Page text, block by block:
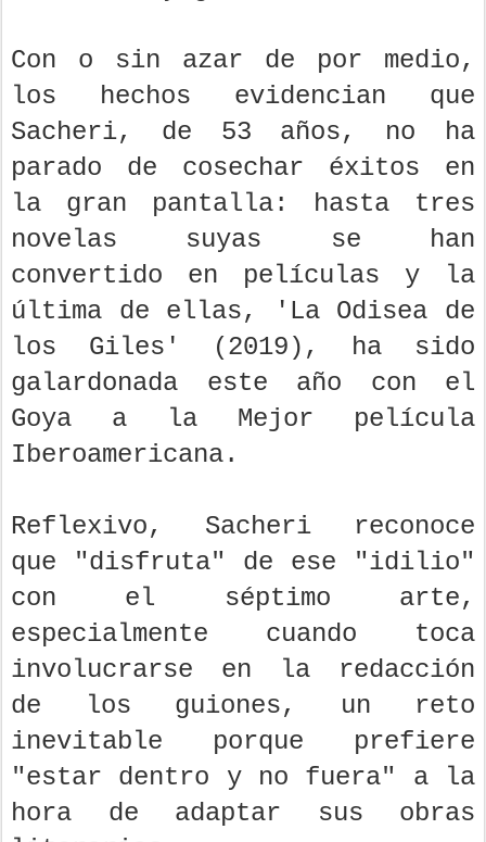
Con o sin azar de por medio,
los hechos evidencian que
Sacheri, de 53 años, no ha
parado de cosechar éxitos en
la gran pantalla: hasta tres
novelas suyas se han
convertido en películas y la
última de ellas, 'La Odisea de
los Giles' (2019), ha sido
galardonada este año con el
Goya a la Mejor película
Iberoamericana.
Reflexivo, Sacheri reconoce
que "disfruta" de ese "idilio"
con el séptimo arte,
especialmente cuando toca
involucrarse en la redacción
de los guiones, un reto
inevitable porque prefiere
"estar dentro y no fuera" a la
hora de adaptar sus obras